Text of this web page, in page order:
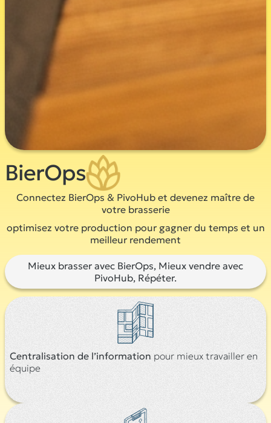
BierOps
Connectez BierOps & PivoHub et devenez maître de
votre brasserie
optimisez votre production pour gagner du temps et un
meilleur rendement
Mieux brasser avec BierOps, Mieux vendre avec
PivoHub, Répéter.
Centralisation de l’information pour mieux travailler en
équipe